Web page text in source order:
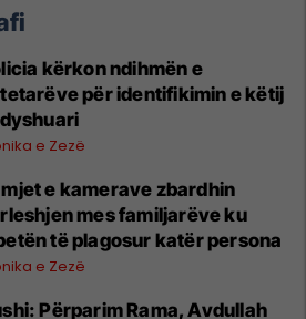
kërkon ndihmën e
për identifikimin e këtij
e Zezë
e kamerave zbardhin
mes familjarëve ku
të plagosur katër persona
e Zezë
Përparim Rama, Avdullah